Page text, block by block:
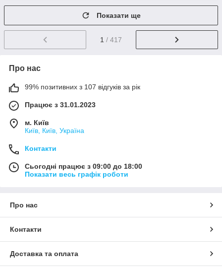
Показати ще
1 / 417
Про нас
99% позитивних з 107 відгуків за рік
Працює з 31.01.2023
м. Київ
Київ, Київ, Україна
Контакти
Сьогодні працює з 09:00 до 18:00
Показати весь графік роботи
Про нас
Контакти
Доставка та оплата